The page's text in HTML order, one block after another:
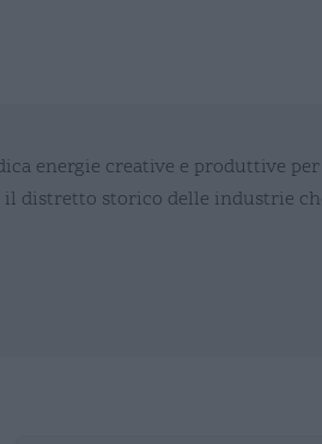
energie creative e produttive
il distretto storico delle industrie